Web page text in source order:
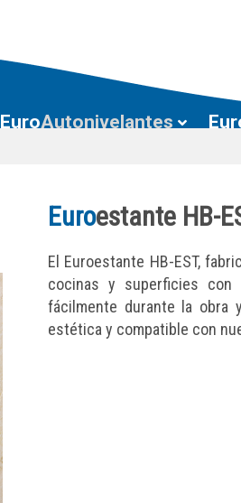
EuroAutonivelantes
Euroestante HB-
El Euroestante HB-EST,
cocinas y superficies con
fácilmente durante la obra
estética y compatible con